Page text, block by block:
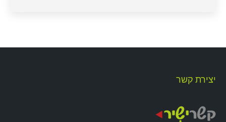
יצירת קשר